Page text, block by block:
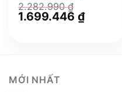
2.282.990₫
Giá
gốc
1.699.446 ₫Giá
hiện
MỚI NHẤT